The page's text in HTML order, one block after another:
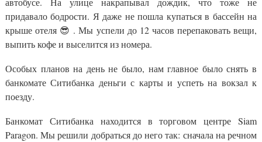
придавало бодрости. Я даже не пошла купаться в бассейн на
крыше отеля 😎 . Мы успели до 12 часов перепаковать вещи,
выпить кофе и выселится из номера.
Особых планов на день не было, нам главное было снять в
банкомате Ситибанка деньги с карты и успеть на вокзал к
поезду.
Банкомат Ситибанка находится в торговом центре Siam
Paragon. Мы решили добраться до него так: сначала на речном